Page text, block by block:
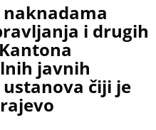
i drugih
javnih
čiji je